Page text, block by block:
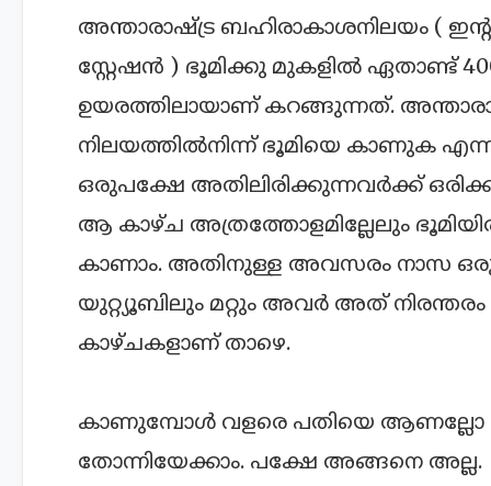
അന്താരാഷ്ട്ര ബഹിരാകാശനിലയം (
സ്റ്റേഷന്‍ ) ഭൂമിക്കു മുകളില്‍ ഏതാണ്ട്
ഉയരത്തിലായാണ് കറങ്ങുന്നത്.
നിലയത്തില്‍നിന്ന് ഭൂമിയെ കാണുക
ഒരുപക്ഷേ അതിലിരിക്കുന്നവര്‍ക്ക്
ആ കാഴ്ച അത്രത്തോളമില്ലേലും
കാണാം. അതിനുള്ള അവസരം നാസ
യുറ്റ്യൂബിലും മറ്റും അവര്‍ അത്
കാഴ്ചകളാണ് താഴെ.
കാണുമ്പോള്‍ വളരെ പതിയെ ആണല്ലോ
തോന്നിയേക്കാം. പക്ഷേ അങ്ങനെ അല്ല.